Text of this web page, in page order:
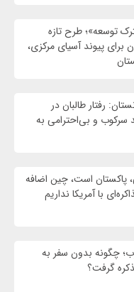
توسعه»؛ طرح تازه
برای پیوند آسیای مرکزی،
رفتار طالبان در
سرکوب و بی‌احترامی به
پاکستان است، چین اضافه
با آمریکا نداریم
چگونه بدون سفر به
گرفت؟